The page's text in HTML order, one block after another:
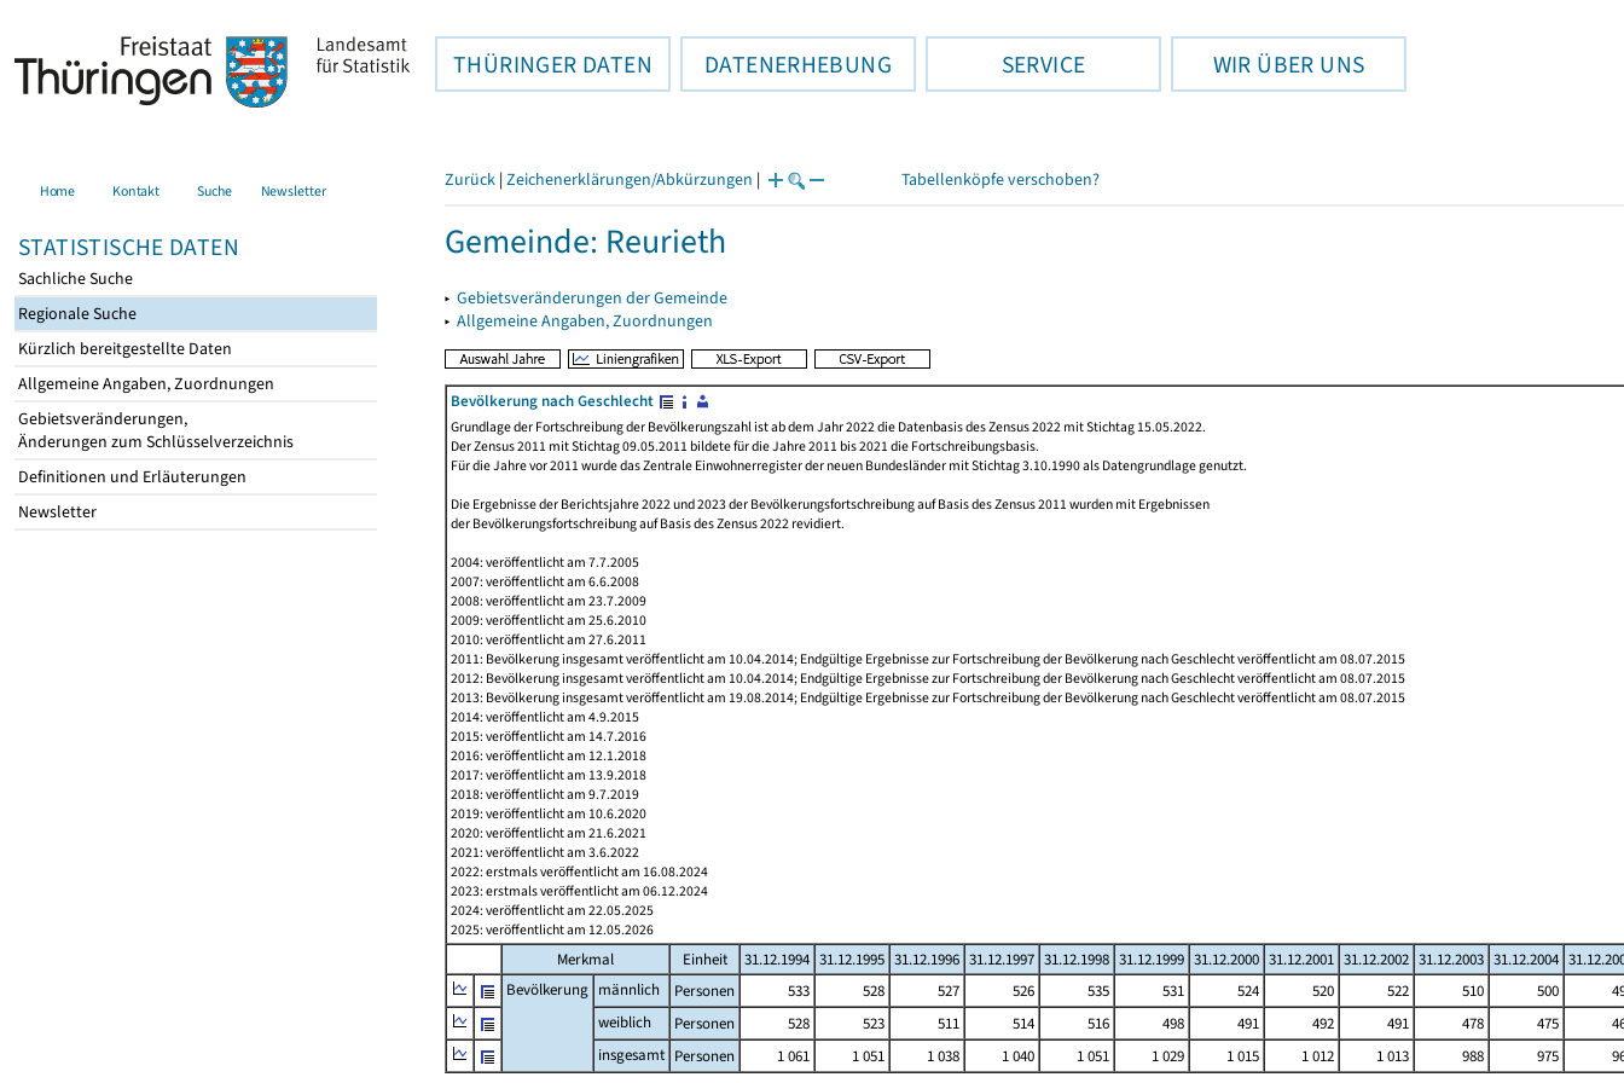
THÜRINGER DATEN DATENERHEBUNG SERVICE WIR ÜBER UNS
Home Kontakt Suche Newsletter
STATISTISCHE DATEN
Sachliche Suche
Regionale Suche
Kürzlich bereitgestellte Daten
Allgemeine Angaben, Zuordnungen
Gebietsveränderungen,
Änderungen zum Schlüsselverzeichnis
Definitionen und Erläuterungen
Newsletter
Zurück | Zeichenerklärungen/Abkürzungen | Tabellenköpfe verschoben?
Gemeinde: Reurieth
▸ Gebietsveränderungen der Gemeinde
▸ Allgemeine Angaben, Zuordnungen
Bevölkerung nach Geschlecht
Grundlage der Fortschreibung der Bevölkerungszahl ist ab dem Jahr 2022 die Datenbasis des Zensus 2022 mit Stichtag 15.05.2022.
Der Zensus 2011 mit Stichtag 09.05.2011 bildete für die Jahre 2011 bis 2021 die Fortschreibungsbasis.
Für die Jahre vor 2011 wurde das Zentrale Einwohnerregister der neuen Bundesländer mit Stichtag 3.10.1990 als Datengrundlage genutzt.
Die Ergebnisse der Berichtsjahre 2022 und 2023 der Bevölkerungsfortschreibung auf Basis des Zensus 2011 wurden mit Ergebnissen
der Bevölkerungsfortschreibung auf Basis des Zensus 2022 revidiert.
2004: veröffentlicht am 7.7.2005
2007: veröffentlicht am 6.6.2008
2008: veröffentlicht am 23.7.2009
2009: veröffentlicht am 25.6.2010
2010: veröffentlicht am 27.6.2011
2011: Bevölkerung insgesamt veröffentlicht am 10.04.2014; Endgültige Ergebnisse zur Fortschreibung der Bevölkerung nach Geschlecht veröffentlicht am 08.07.2015
2012: Bevölkerung insgesamt veröffentlicht am 10.04.2014; Endgültige Ergebnisse zur Fortschreibung der Bevölkerung nach Geschlecht veröffentlicht am 08.07.2015
2013: Bevölkerung insgesamt veröffentlicht am 19.08.2014; Endgültige Ergebnisse zur Fortschreibung der Bevölkerung nach Geschlecht veröffentlicht am 08.07.2015
2014: veröffentlicht am 4.9.2015
2015: veröffentlicht am 14.7.2016
2016: veröffentlicht am 12.1.2018
2017: veröffentlicht am 13.9.2018
2018: veröffentlicht am 9.7.2019
2019: veröffentlicht am 10.6.2020
2020: veröffentlicht am 21.6.2021
2021: veröffentlicht am 3.6.2022
2022: erstmals veröffentlicht am 16.08.2024
2023: erstmals veröffentlicht am 06.12.2024
2024: veröffentlicht am 22.05.2025
2025: veröffentlicht am 12.05.2026
Merkmal Einheit 31.12.1994 31.12.1995 31.12.1996 31.12.1997 31.12.1998 31.12.1999 31.12.2000 31.12.2001 31.12.2002 31.12.2003 31.12.2004
Bevölkerung männlich Personen 533 528 527 526 535 531 524 520 522 510 500
weiblich
Personen 528 523 511 514 516 498 491 492 491 478 475
insgesamt Personen 1 061 1 051 1 038 1 040 1 051 1 029 1 015 1 012 1 013 988 975